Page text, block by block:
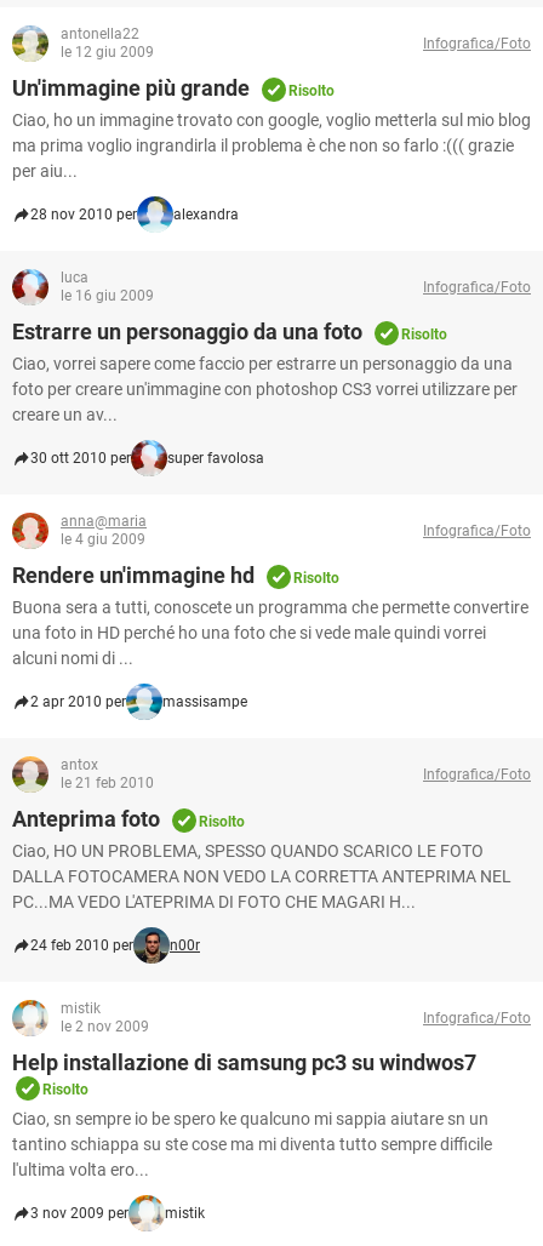
antonella22
le 12 giu 2009
Infografica/Foto
Un'immagine più grande Risolto
Ciao, ho un immagine trovato con google, voglio metterla sul mio blog
ma prima voglio ingrandirla il problema è che non so farlo :((( grazie
per aiu...
28 nov 2010 per alexandra
luca
le 16 giu 2009
Infografica/Foto
Estrarre un personaggio da una foto Risolto
Ciao, vorrei sapere come faccio per estrarre un personaggio da una
foto per creare un'immagine con photoshop CS3 vorrei utilizzare per
creare un av...
30 ott 2010 per super favolosa
anna@maria
le 4 giu 2009
Infografica/Foto
Rendere un'immagine hd Risolto
Buona sera a tutti, conoscete un programma che permette convertire
una foto in HD perché ho una foto che si vede male quindi vorrei
alcuni nomi di ...
2 apr 2010 per massisampe
antox
le 21 feb 2010
Infografica/Foto
Anteprima foto Risolto
Ciao, HO UN PROBLEMA, SPESSO QUANDO SCARICO LE FOTO
DALLA FOTOCAMERA NON VEDO LA CORRETTA ANTEPRIMA NEL
PC...MA VEDO L'ATEPRIMA DI FOTO CHE MAGARI H...
24 feb 2010 per n00r
mistik
le 2 nov 2009
Infografica/Foto
Help installazione di samsung pc3 su windwos7
Risolto
Ciao, sn sempre io be spero ke qualcuno mi sappia aiutare sn un
tantino schiappa su ste cose ma mi diventa tutto sempre difficile
l'ultima volta ero...
3 nov 2009 per mistik